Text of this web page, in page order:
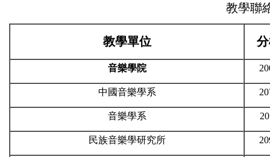
教學聯
教學單位
音樂學院
中國音樂學系
音樂學系
民族音樂學研究所